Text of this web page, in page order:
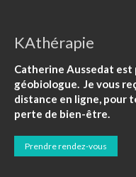
KAthérapie
Catherine Aussedat
géobiologue. Je vous
distance en ligne, pour
perte de bien-être.
Prendre rendez-vous